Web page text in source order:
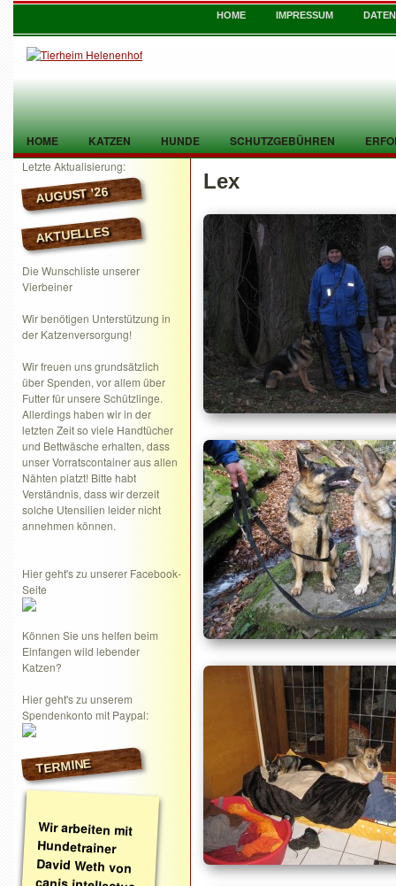
HOME IMPRESSUM
HOME KATZEN HUNDE SCHUTZGEBÜHREN
TIER GEFUNDEN KONTAKT
Letzte Aktualisierung:
AUGUST ’26
AKTUELLES
Die Wunschliste unserer
Vierbeiner
Wir benötigen Unterstützung in
der Katzenversorgung!
Wir freuen uns grundsätzlich
über Spenden, vor allem über
Futter für unsere Schützlinge.
Allerdings haben wir in der
letzten Zeit so viele Handtücher
und Bettwäsche erhalten, dass
unser Vorratscontainer aus allen
Nähten platzt! Bitte habt
Verständnis, dass wir derzeit
solche Utensilien leider nicht
annehmen können.
Hier geht's zu unserer Facebook-
Seite
Können Sie uns helfen beim
Einfangen wild lebender
Katzen?
Hier geht's zu unserem
Spendenkonto mit Paypal:
TERMINE
Wir arbeiten mit
Hundetrainer
David Weth von
canis intellectus
Lex